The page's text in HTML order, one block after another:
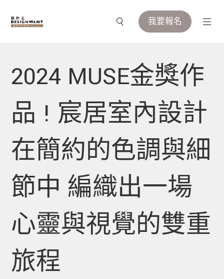
我要報名
2024 MUSE金獎作
品 ! 宸居室內設計
在簡約的色調與細
節中 編織出一場
心靈與視覺的雙重
旅程